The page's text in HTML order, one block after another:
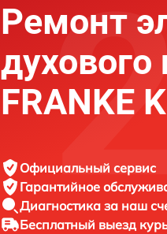
Ремонт
FRANKE
Официальный сервис
Гарантийное
Диагностика за наш
Бесплатный выезд